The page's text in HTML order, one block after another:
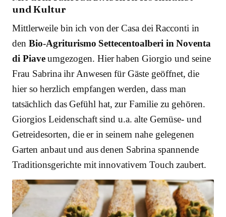
und Kultur
Mittlerweile bin ich von der Casa dei Racconti in
den Bio-Agriturismo Settecentoalberi in Noventa
di Piaveumgezogen. Hier haben Giorgio und seine
Frau Sabrina ihr Anwesen für Gäste geöffnet, die
hier so herzlich empfangen werden, dass man
tatsächlich das Gefühl hat, zur Familie zu gehören.
Giorgios Leidenschaft sind u.a. alte Gemüse- und
Getreidesorten, die er in seinem nahe gelegenen
Garten anbaut und aus denen Sabrina spannende
Traditionsgerichte mit innovativem Touch zaubert.